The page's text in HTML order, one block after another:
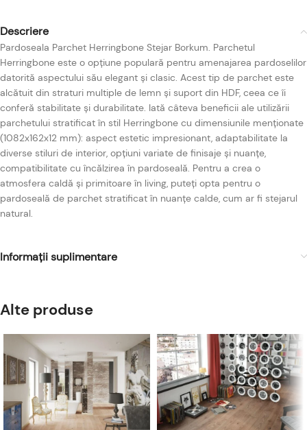
Descriere
Pardoseala Parchet Herringbone Stejar Borkum. Parchetul
Herringbone este o opțiune populară pentru amenajarea pardoselilor
datorită aspectului său elegant și clasic. Acest tip de parchet este
alcătuit din straturi multiple de lemn și suport din HDF, ceea ce îi
conferă stabilitate și durabilitate. Iată câteva beneficii ale utilizării
parchetului stratificat în stil Herringbone cu dimensiunile menționate
(1082x162x12 mm): aspect estetic impresionant, adaptabilitate la
diverse stiluri de interior, opțiuni variate de finisaje și nuanțe,
compatibilitate cu încălzirea în pardoseală. Pentru a crea o
atmosfera caldă și primitoare în living, puteți opta pentru o
pardoseală de parchet stratificat în nuanțe calde, cum ar fi stejarul
natural.
Informații suplimentare
Alte produse